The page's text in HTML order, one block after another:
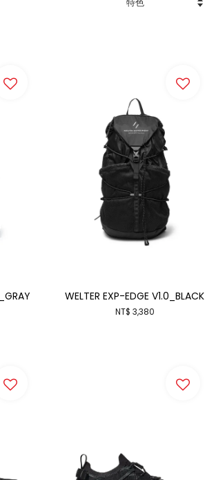
WELTER EXP-EDGE V1.0_BLACK
NT$ 3,380